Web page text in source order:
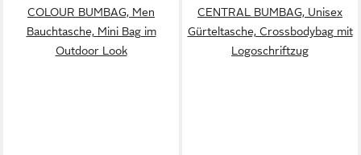
COLOUR BUMBAG, Men
Bauchtasche, Mini Bag im
Outdoor Look
CENTRAL BUMBAG, Unisex
Gürteltasche, Crossbodybag mit
Logoschriftzug